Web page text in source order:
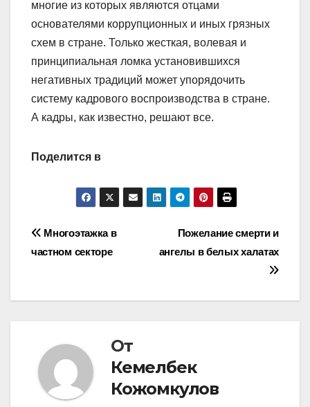
многие из которых являются отцами
основателями коррупционных и иных грязных
схем в стране. Только жесткая, волевая и
принципиальная ломка установившихся
негативных традиций может упорядочить
систему кадрового воспроизводства в стране.
А кадры, как известно, решают все.
Поделится в
Навигация
записям
Пожелание смерти и
ангелы в белых халатах
Многоэтажка в
частном секторе
От
Кемелбек
Кожомкулов